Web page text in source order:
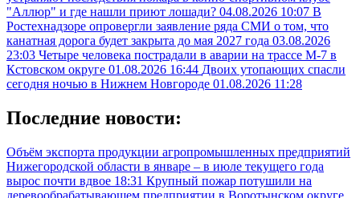
"Аллюр" и где нашли приют лошади? 04.08.2026 10:07 В
Ростехнадзоре опровергли заявление ряда СМИ о том, что
канатная дорога будет закрыта до мая 2027 года 03.08.2026
23:03 Четыре человека пострадали в аварии на трассе М-7 в
Кстовском округе 01.08.2026 16:44 Двоих утопающих спасли
сегодня ночью в Нижнем Новгороде 01.08.2026 11:28
Последние новости:
Объём экспорта продукции агропромышленных предприятий
Нижегородской области в январе – в июле текущего года
вырос почти вдвое 18:31 Крупный пожар потушили на